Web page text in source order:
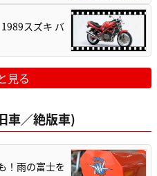
1989スズキ バ
見る
車／絶版車)
！雨の富士を